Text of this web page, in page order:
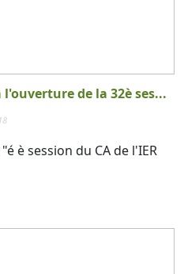
de la 32è ses...
è session du CA de l'IER